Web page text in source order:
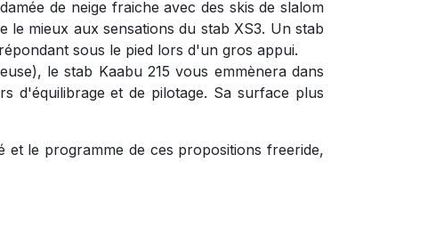
de neige fraiche avec des skis de slalom
mieux aux sensations du stab XS3. Un stab
sous le pied lors d'un gros appui.
le stab Kaabu 215 vous emmènera dans
d'équilibrage et de pilotage. Sa surface plus
le programme de ces propositions freeride,